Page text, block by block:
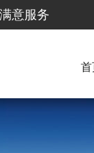
意服务
首